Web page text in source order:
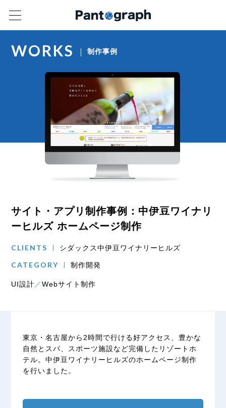
WORKS 制作事例
サイト・アプリ制作事例：中伊豆ワイナリ
ーヒルズ ホームページ制作
CLIENTS シダックス中伊豆ワイナリーヒルズ
CATEGORY 制作開発
UI設計 Webサイト制作
東京・名古屋から2時間で行ける好アクセス、豊かな
自然とスパ、スポーツ施設など完備したリゾートホ
テル。中伊豆ワイナリーヒルズのホームページ制作
を行いました。